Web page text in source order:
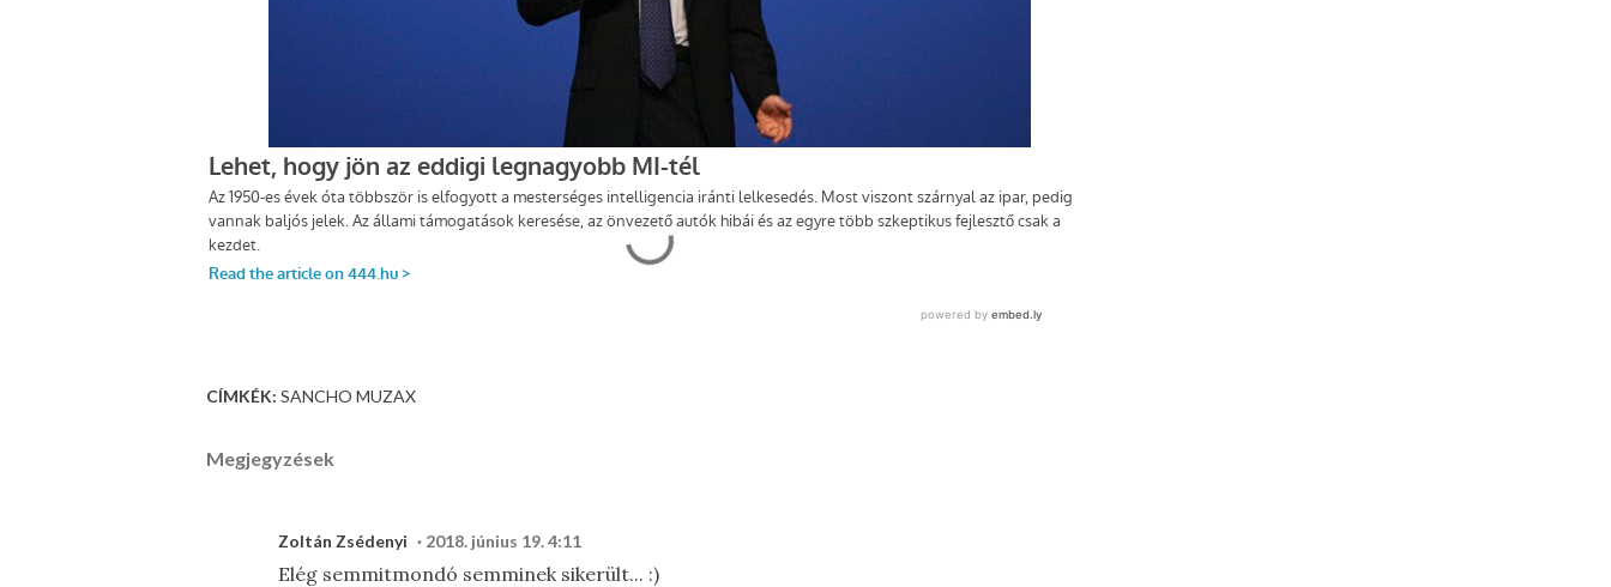
CÍMKÉK: SANCHO MUZAX
Megjegyzések
Zoltán Zsédenyi 2018. június 19. 4:11
Elég semmitmondó semminek sikerült... :)